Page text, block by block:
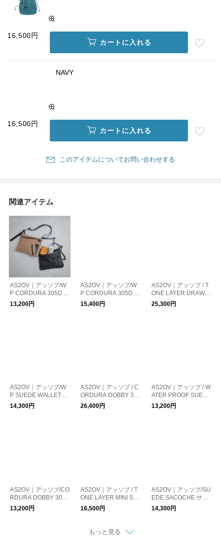
16,500円
カートに入れる
NAVY
16,500円
カートに入れる
このアイテムについてお問い合わせする
関連アイテム
AS2OV｜アッソブ/W
P CORDURA 305D S
ACOSHE 防水 ショル
ダーバッグ サコッシ
13,200円
AS2OV｜アッソブ/W
P CORDURA 305D F
ANNY PACK 防水 シ
ョルダーバッグ サコ
15,400円
AS2OV｜アッソブ / T
ONE LAYER DRAWS
TRING SHOULDER /
巾着ショルダー サコ
25,300円
AS2OV｜アッソブ/W
P SUEDE WALLET S
HOULDER ショルダ
ーバッグ サコッシュ
14,300円
AS2OV｜アッソブ / C
ORDURA DOBBY 30
5D MESSENGER BA
G / ショルダーバッグ
26,400円
AS2OV｜アッソブ / W
ATER PROOF SUEDE
DRAWSTRING BAG /
巾着 バッグ ショルダ
13,200円
AS2OV｜アッソブ/CO
RDURA DOBBY 305
D SACOCHE ショル
ダーバッグ サコッシ
13,200円
AS2OV｜アッソブ / T
ONE LAYER MINI SH
OULDER / ミニショル
ダー サコッシュ
16,500円
AS2OV｜アッソブ/SU
EDE SACOCHE サコ
ッシュ ショルダーバ
ッグ
14,300円
もっと見る